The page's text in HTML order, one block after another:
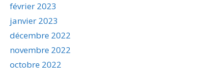
février 2023
janvier 2023
décembre 2022
novembre 2022
octobre 2022